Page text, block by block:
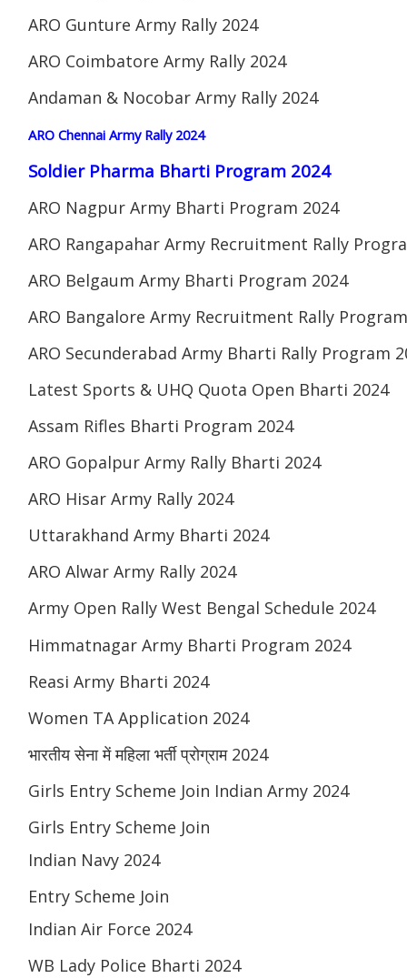
ARO Gunture Army Rally 2024
ARO Coimbatore Army Rally 2024
Andaman & Nocobar Army Rally 2024
ARO Chennai Army Rally 2024
Soldier Pharma Bharti Program 2024
ARO Nagpur Army Bharti Program 2024
ARO Rangapahar Army Recruitment Rally
ARO Belgaum Army Bharti Program 2024
ARO Bangalore Army Recruitment Rally
ARO Secunderabad Army Bharti Rally Program
Latest Sports & UHQ Quota Open Bharti 2024
Assam Rifles Bharti Program 2024
ARO Gopalpur Army Rally Bharti 2024
ARO Hisar Army Rally 2024
Uttarakhand Army Bharti 2024
ARO Alwar Army Rally 2024
Army Open Rally West Bengal Schedule 2024
Himmatnagar Army Bharti Program 2024
Reasi Army Bharti 2024
Women TA Application 2024
भारतीय सेना में महिला भर्ती प्रोग्राम 2024
Girls Entry Scheme Join Indian Army 2024
Girls Entry Scheme Join
Indian Navy 2024
Entry Scheme Join
Indian Air Force 2024
WB Lady Police Bharti 2024